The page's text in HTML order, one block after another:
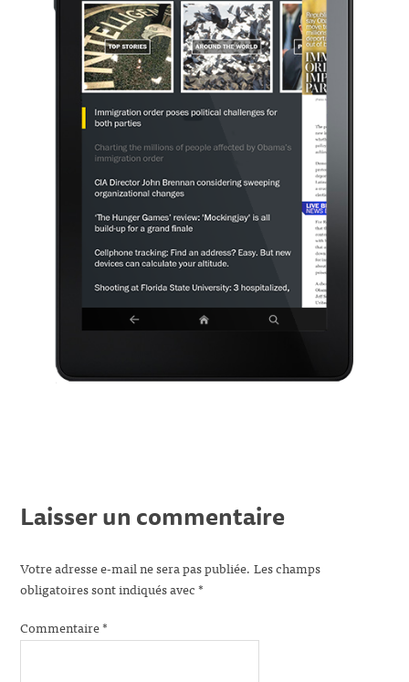
Laisser un commentaire
Votre adresse e-mail ne sera pas publiée. Les champs
obligatoires sont indiqués avec*
Commentaire*